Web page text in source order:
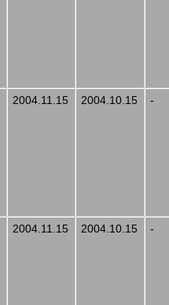
2004.11.15 2004.10.15 -
2004.11.15 2004.10.15 -